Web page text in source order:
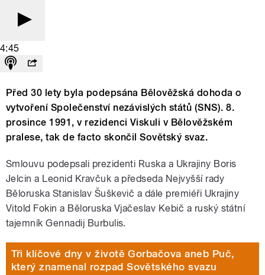
4:45
Před 30 lety byla podepsána Bělověžská dohoda o
vytvoření Společenství nezávislých států (SNS). 8.
prosince 1991, v rezidenci Viskuli v Bělověžském
pralese, tak de facto skončil Sovětský svaz.
Smlouvu podepsali prezidenti Ruska a Ukrajiny Boris
Jelcin a Leonid Kravčuk a předseda Nejvyšší rady
Běloruska Stanislav Šuškevič a dále premiéři Ukrajiny
Vitold Fokin a Běloruska Vjačeslav Kebič a ruský státní
tajemník Gennadij Burbulis.
Tři klíčové dny v životě Gorbačova aneb Puč,
který znamenal rozpad Sovětského svazu